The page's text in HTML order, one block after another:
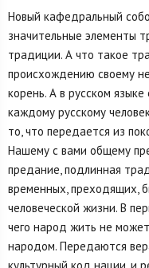
Новый кафедральный
значительные элементы
традиции. А что такое
происхождению своему
корень. А в русском
каждому русскому
то, что передается из
Нашему с вами общему
предание, подлинная
временных, преходящих,
человеческой жизни. В
чего народ жить не
народом. Передаются